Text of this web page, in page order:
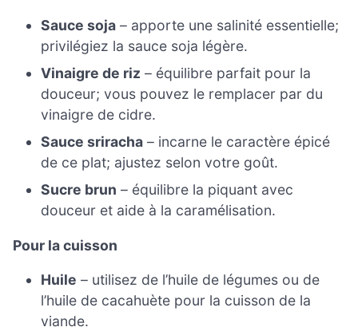
Sauce soja – apporte une salinité essentielle;
privilégiez la sauce soja légère.
Vinaigre de riz – équilibre parfait pour la
douceur; vous pouvez le remplacer par du
vinaigre de cidre.
Sauce sriracha – incarne le caractère épicé
de ce plat; ajustez selon votre goût.
Sucre brun – équilibre la piquant avec
douceur et aide à la caramélisation.
Pour la cuisson
Huile – utilisez de l’huile de légumes ou de
l’huile de cacahuète pour la cuisson de la
viande.